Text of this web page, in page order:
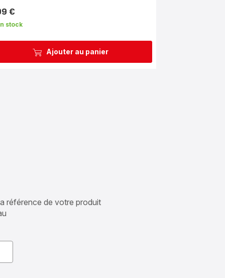
Ajouter au panier
€
stock
référence de votre produit